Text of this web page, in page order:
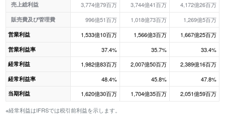
売上総利益 3,774億79百万 3,744億41百万 4,172億26百万
販売費及び管理費 996億51百万 1,018億73百万 1,269億5百万
営業利益 1,533億10百万 1,566億3百万 1,667億25百万
営業利益率 37.4% 35.7% 33.4%
経常利益 1,982億83百万 2,007億50百万 2,389億16百万
経常利益率 48.4% 45.8% 47.8%
当期利益 1,620億30百万 1,704億35百万 2,051億59百万
※経常利益はIFRSでは税引前利益を示します。